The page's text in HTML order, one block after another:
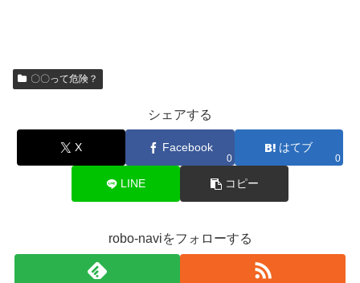
〇〇って危険？
シェアする
X Facebook
0
はてブ
0
LINE コピー
robo-naviをフォローする